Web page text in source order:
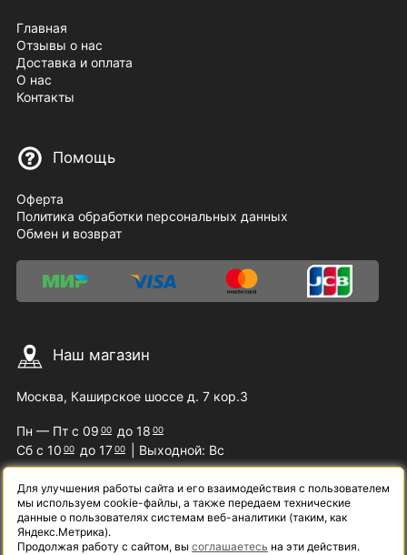
Главная
Отзывы о нас
Доставка и оплата
О нас
Контакты
Помощь
Оферта
Политика обработки персональных данных
Обмен и возврат
Наш магазин
Москва, Каширское шоссе д. 7 кор.3
Пн — Пт с 09 00 до 18 00
Сб с 10 00 до 1700 | Выходной: Вс
Наши контакты
Для улучшения работы сайта и его взаимодействия с пользователем
мы используем cookie-файлы, а также передаем технические
данные о пользователях системам веб-аналитики (таким, как
Яндекс.Метрика).
Продолжая работу с сайтом, вы соглашаетесь на эти действия.